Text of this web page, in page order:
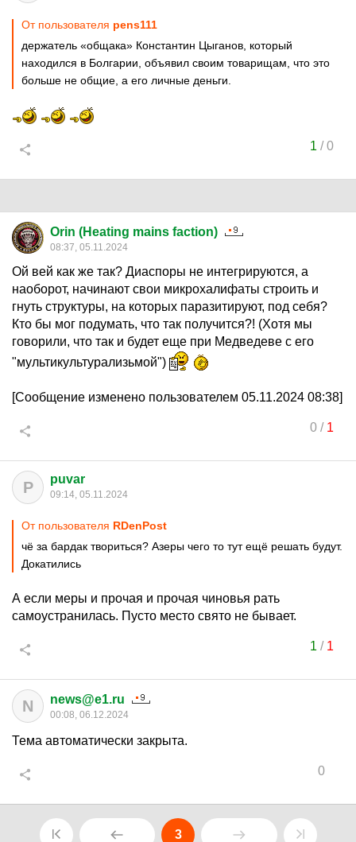
От пользователя pens111
держатель «общака» Константин Цыганов, который
находился в Болгарии, объявил своим товарищам, что это
больше не общие, а его личные деньги.
1 /0
Orin (Heating mains faction)
08:37, 05.11.2024
Ой вей как же так? Диаспоры не интегрируются, а
наоборот, начинают свои микрохалифаты строить и
гнуть структуры, на которых паразитируют, под себя?
Кто бы мог подумать, что так получится?! (Хотя мы
говорили, что так и будет еще при Медведеве с его
"мультикультурализьмой")
[Сообщение изменено пользователем 05.11.2024 08:38]
0/ 1
P puvar
09:14, 05.11.2024
От пользователя RDenPost
чё за бардак твориться? Азеры чего то тут ещё решать будут.
Докатились
А если меры и прочая и прочая чиновья рать
самоустранилась. Пусто место свято не бывает.
1 / 1
N news@e1.ru
00:08, 06.12.2024
Тема автоматически закрыта.
0
3